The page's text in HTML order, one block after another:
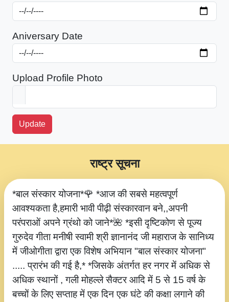
Aniversary Date
Upload Profile Photo
Update
*बाल संस्कार योजना*🌹 *आज की सबसे महत्वपूर्ण
आवश्यकता है,हमारी भावी पीढ़ी संस्कारवान बने,,अपनी
परंपराओं अपने ग्रंथो को जाने*🌺 *इसी दृष्टिकोण से पूज्य
गुरुदेव गीता मनीषी स्वामी श्री ज्ञानानंद जी महाराज के सानिध्य
में जीओगीता द्वारा एक विशेष अभियान "बाल संस्कार योजना"
..... प्रारंभ की गई है,* *जिसके अंतर्गत हर नगर में अधिक से
अधिक स्थानों , गली मोहल्ले सैक्टर आदि में 5 से 15 वर्ष के
बच्चों के लिए सप्ताह में एक दिन एक घंटे की कक्षा लगाने की
राष्ट्र सूचना